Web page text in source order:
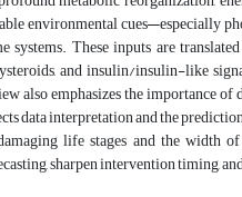
environmental cues—especially
systems. These inputs are
and insulin/insulin-like
also emphasizes the importance
data interpretation and the
life stages and the width
sharpen intervention timing,